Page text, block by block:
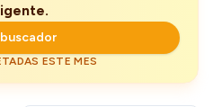
ESTE MES